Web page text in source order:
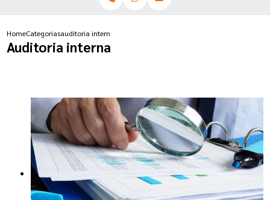
HomeCategoriasauditoria interna
Auditoria interna